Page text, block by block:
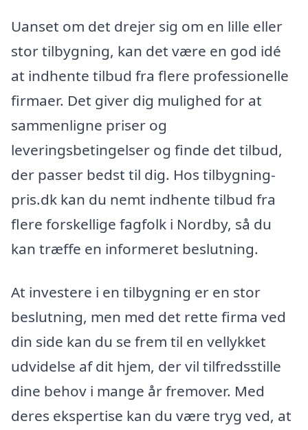
Uanset om det drejer sig om en lille eller
stor tilbygning, kan det være en god idé
at indhente tilbud fra flere professionelle
firmaer. Det giver dig mulighed for at
sammenligne priser og
leveringsbetingelser og finde det tilbud,
der passer bedst til dig. Hos tilbygning-
pris.dk kan du nemt indhente tilbud fra
flere forskellige fagfolk i Nordby, så du
kan træffe en informeret beslutning.
At investere i en tilbygning er en stor
beslutning, men med det rette firma ved
din side kan du se frem til en vellykket
udvidelse af dit hjem, der vil tilfredsstille
dine behov i mange år fremover. Med
deres ekspertise kan du være tryg ved, at